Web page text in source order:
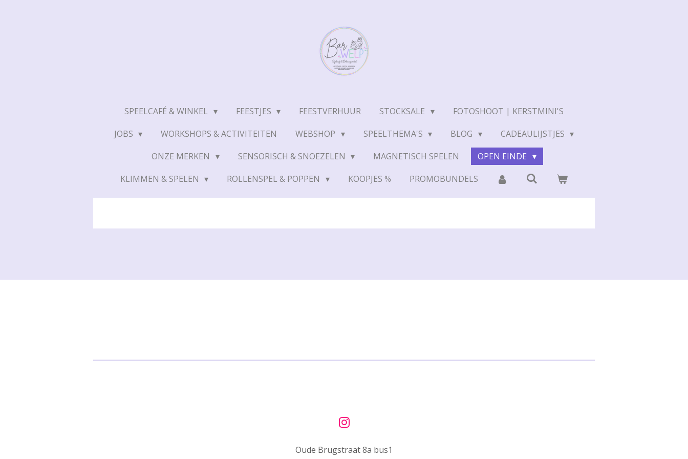
SPEELCAFÉ & WINKEL FEESTJES FEESTVERHUUR STOCKSALE
FOTOSHOOT | KERSTMINI'S
JOBS
WORKSHOPS & ACTIVITEITEN WEBSHOP SPEELTHEMA'S BLOG
CADEAULIJSTJES
ONZE MERKEN
SENSORISCH & SNOEZELEN MAGNETISCH SPELEN
OPEN EINDE
KLIMMEN & SPELEN
ROLLENSPEL & POPPEN KOOPJES % PROMOBUNDELS
I
s
Oude Brugstraat 8a bus1